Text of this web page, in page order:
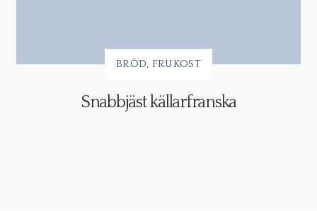
BRÖD FRUKOST
Snabbjäst källarfranska